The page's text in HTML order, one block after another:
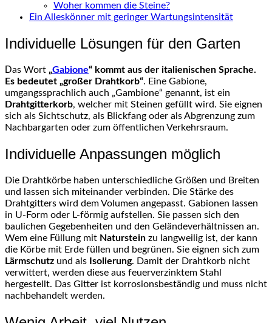
Woher kommen die Steine?
Ein Alleskönner mit geringer Wartungsintensität
Individuelle Lösungen für den Garten
Das Wort „Gabione“ kommt aus der italienischen Sprache.
Es bedeutet „großer Drahtkorb“. Eine Gabione,
umgangssprachlich auch „Gambione“ genannt, ist ein
Drahtgitterkorb, welcher mit Steinen gefüllt wird. Sie eignen
sich als Sichtschutz, als Blickfang oder als Abgrenzung zum
Nachbargarten oder zum öffentlichen Verkehrsraum.
Individuelle Anpassungen möglich
Die Drahtkörbe haben unterschiedliche Größen und Breiten
und lassen sich miteinander verbinden. Die Stärke des
Drahtgitters wird dem Volumen angepasst. Gabionen lassen
in U-Form oder L-förmig aufstellen. Sie passen sich den
baulichen Gegebenheiten und den Geländeverhältnissen an.
Wem eine Füllung mit Naturstein zu langweilig ist, der kann
die Körbe mit Erde füllen und begrünen. Sie eignen sich zum
Lärmschutz und als Isolierung. Damit der Drahtkorb nicht
verwittert, werden diese aus feuerverzinktem Stahl
hergestellt. Das Gitter ist korrosionsbeständig und muss nicht
nachbehandelt werden.